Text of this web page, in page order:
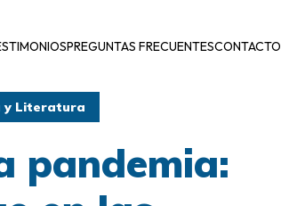
PREGUNTAS FRECUENTESCONTACTO
y Literatura
pandemia: